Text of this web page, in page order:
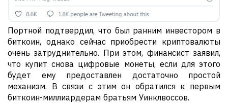
Портной подтвердил, что был ранним инвестором в
биткоин, однако сейчас приобрести криптовалюты
очень затруднительно. При этом, финансист заявил,
что купит снова цифровые монеты, если для этого
будет ему предоставлен достаточно простой
механизм. В связи с этим он обратился к первым
биткоин-миллиардерам братьям Уинклвоссов.